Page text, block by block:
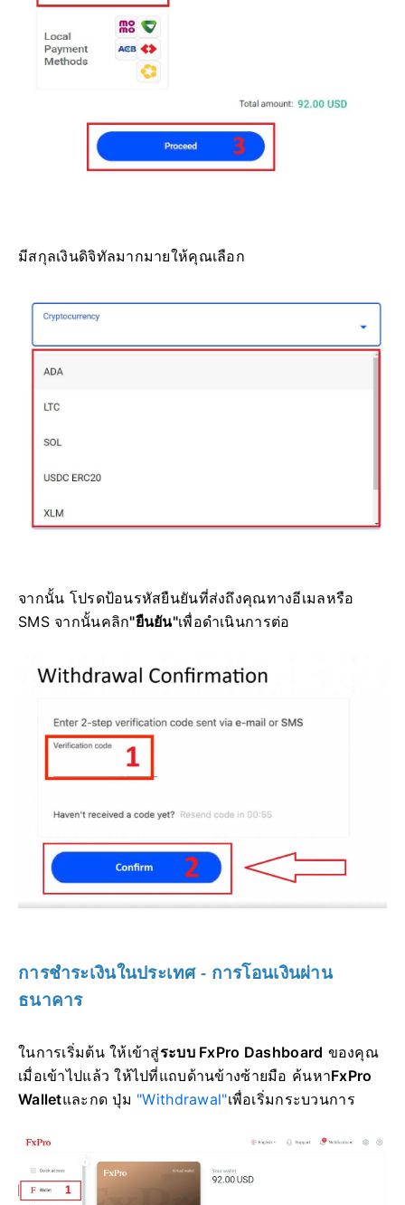
มีสกุลเงินดิจิทัลมากมายให้คุณเลือก
จากนั้น โปรดป้อนรหัสยืนยันที่ส่งถึงคุณทางอีเมลหรือ
SMS จากนั้นคลิก"ยืนยัน"เพื่อดำเนินการต่อ
การชำระเงินในประเทศ - การโอนเงินผ่าน
ธนาคาร
ในการเริ่มต้น ให้เข้าสู่ระบบ FxPro Dashboard ของคุณ
เมื่อเข้าไปแล้ว ให้ไปที่แถบด้านข้างซ้ายมือ ค้นหาFxPro
Walletและกด ปุ่ม "Withdrawal"เพื่อเริ่มกระบวนการ